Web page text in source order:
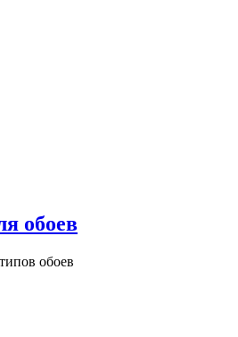
обоев
обоев